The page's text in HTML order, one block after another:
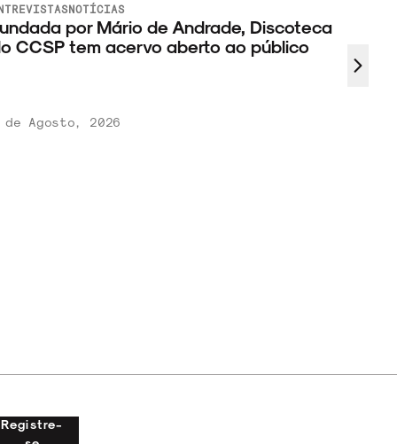
NOTÍCIAS
por Mário de Andrade, Discoteca
CCSP tem acervo aberto ao público
de Agosto, 2026
Registre-